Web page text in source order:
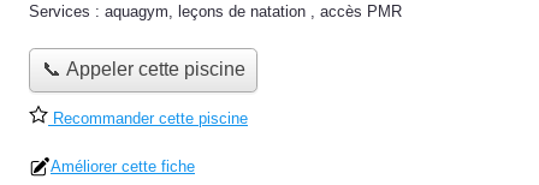
Services : aquagym, leçons de natation , accès PMR
📞 Appeler cette piscine
Recommander cette piscine
Améliorer cette fiche